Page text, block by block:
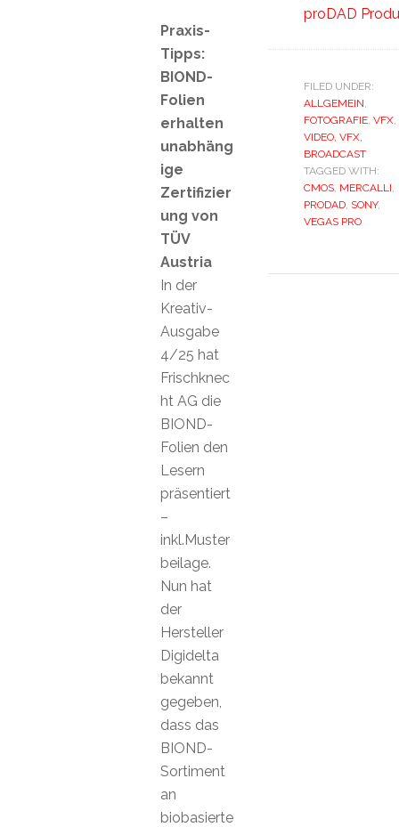
proDAD
FILED UNDER:
ALLGEMEIN,
FOTOGRAFIE, VFX,
VIDEO, VFX,
BROADCAST
TAGGED WITH:
CMOS, MERCALLI,
PRODAD, SONY,
VEGAS PRO
Praxis-
Tipps:
BIOND-
Folien
erhalten
unabhäng
ige
Zertifizier
ung von
TÜV
Austria
In der
Kreativ-
Ausgabe
4/25 hat
Frischknec
ht AG die
BIOND-
Folien den
Lesern
präsentiert
–
inkl.Muster
beilage.
Nun hat
der
Hersteller
Digidelta
bekannt
gegeben,
dass das
BIOND-
Sortiment
an
biobasierte